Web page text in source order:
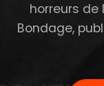
horreurs de
Bondage,